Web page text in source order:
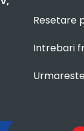
Resetare
Intrebari